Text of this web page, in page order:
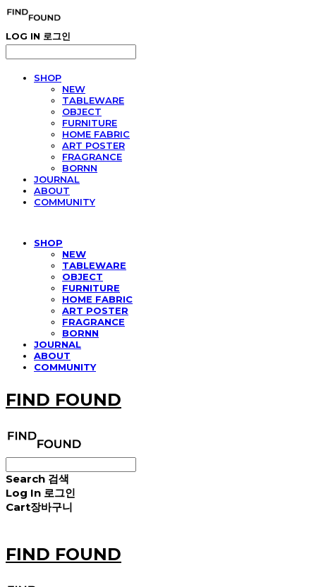
LOG IN 로그인
SHOP
NEW
TABLEWARE
OBJECT
FURNITURE
HOME FABRIC
ART POSTER
FRAGRANCE
BORNN
JOURNAL
ABOUT
COMMUNITY
SHOP
NEW
TABLEWARE
OBJECT
FURNITURE
HOME FABRIC
ART POSTER
FRAGRANCE
BORNN
JOURNAL
ABOUT
COMMUNITY
FIND FOUND
Search 검색
Log In 로그인
Cart장바구니
FIND FOUND